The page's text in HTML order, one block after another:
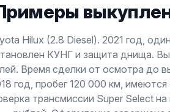
Hilux (2.8 Diesel). 2021 год,
КУНГ и защита днища.
Время сделки от осмотра до
год, пробег 120 000 км,
трансмиссии Super Select